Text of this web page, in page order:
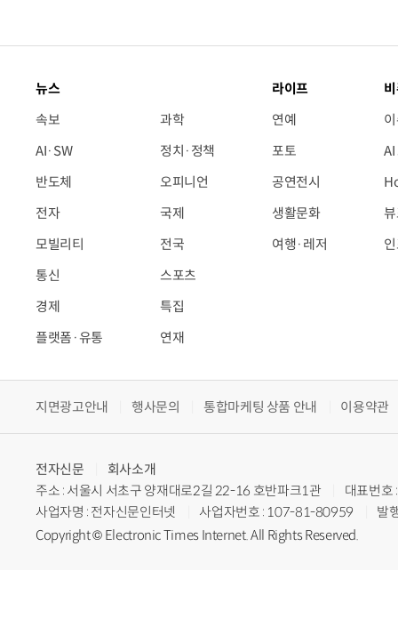
뉴스
속보
AI·SW
반도체
전자
모빌리티
통신
경제
플랫폼·유통
과학
정치·정책
오피니언
국제
전국
스포츠
특집
연재
라이프
연예
포토
공연전시
생활문화
여행·레저
지면광고안내 행사문의 통합마케팅 상품 안내 이용약관
전자신문
회사소개
주소 : 서울시 서초구 양재대로2길 22-16 호반파크1관
대표번
사업자명 : 전자신문인터넷
사업자번호 : 107-81-80959
발
Copyright © Electronic Times Internet. All Rights Reserved.